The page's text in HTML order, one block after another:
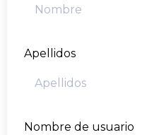
Apellidos
Nombre de usuario